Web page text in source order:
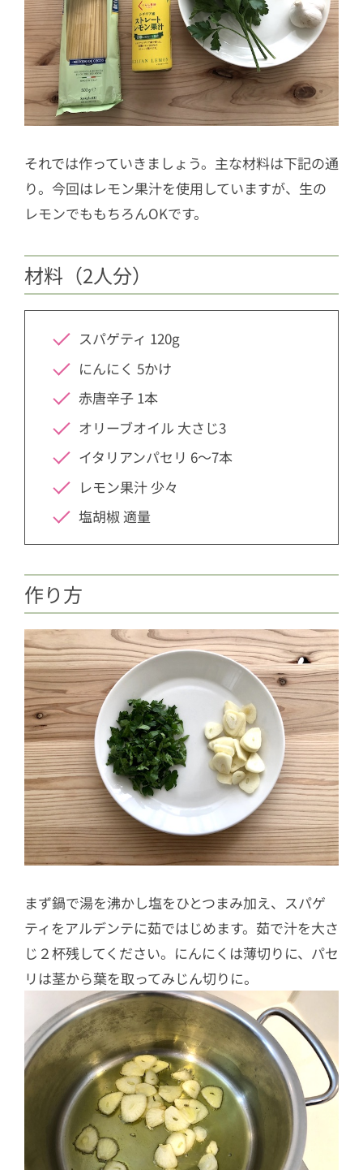
それでは作っていきましょう。主な材料は下記の通
り。今回はレモン果汁を使用していますが、生の
レモンでももちろんOKです。
材料（2人分）
スパゲティ 120g
にんにく 5かけ
赤唐辛子 1本
オリーブオイル 大さじ3
イタリアンパセリ 6〜7本
レモン果汁 少々
塩胡椒 適量
作り方
まず鍋で湯を沸かし塩をひとつまみ加え、スパゲ
ティをアルデンテに茹ではじめます。茹で汁を大さ
じ２杯残してください。にんにくは薄切りに、パセ
リは茎から葉を取ってみじん切りに。